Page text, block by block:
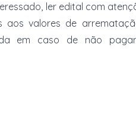
ler edital com
aos valores de
em caso de não